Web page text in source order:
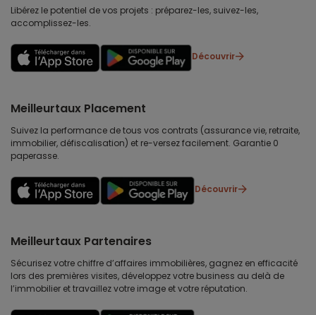
Libérez le potentiel de vos projets : préparez-les, suivez-les,
accomplissez-les.
Découvrir
Meilleurtaux Placement
Suivez la performance de tous vos contrats (assurance vie, retraite,
immobilier, défiscalisation) et re-versez facilement. Garantie 0
paperasse.
Découvrir
Meilleurtaux Partenaires
Sécurisez votre chiffre d’affaires immobilières, gagnez en efficacité
lors des premières visites, développez votre business au delà de
l’immobilier et travaillez votre image et votre réputation.